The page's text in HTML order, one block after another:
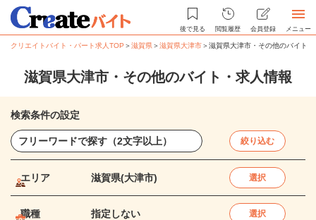
後で見る 閲覧履歴 会員登録 メニュー
クリエイトバイト・パート求人TOP ＞滋賀県＞滋賀県大津市＞滋賀県大津市・その他のバイト
滋賀県大津市・その他のバイト・求人情報
検索条件の設定
絞り込む
エリア 滋賀県(大津市) 選択
職種 指定しない 選択